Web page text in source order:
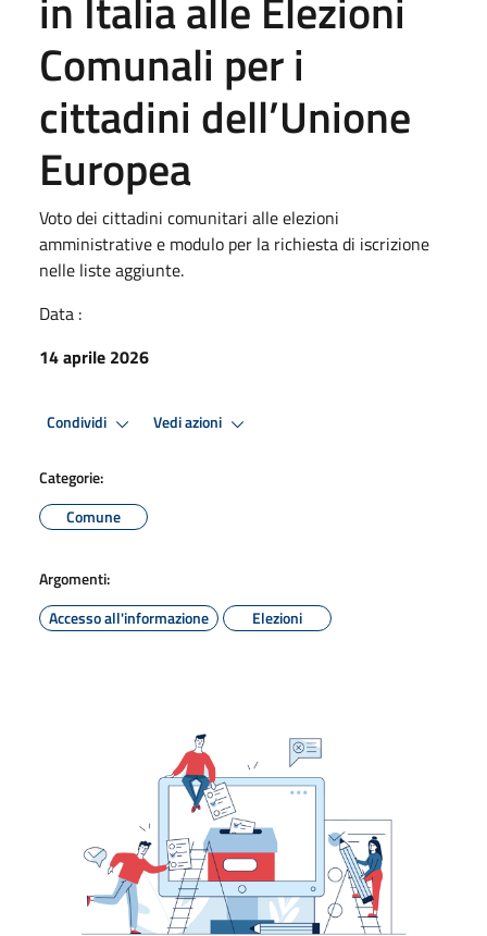
Comunali per i
cittadini dell’Unione
Europea
Voto dei cittadini comunitari alle elezioni
amministrative e modulo per la richiesta di iscrizione
nelle liste aggiunte.
Data :
14 aprile 2026
Condividi Vedi azioni
Categorie:
Comune
Argomenti:
Accesso all'informazione
Elezioni